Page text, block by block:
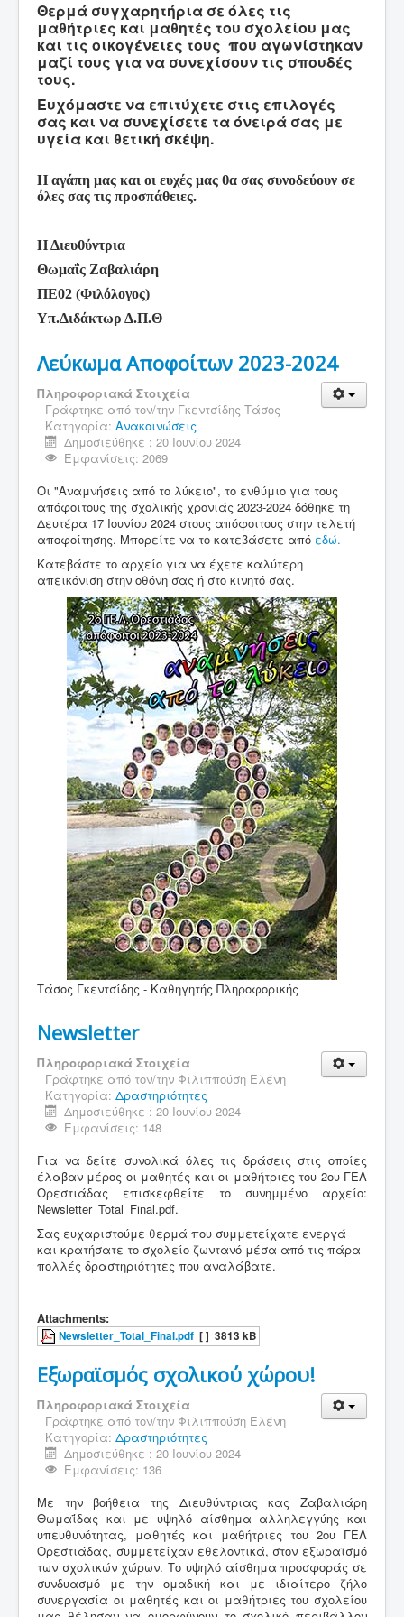
Αξιολόγηση
Σύνδεση χρήστη
Θερμά συγχαρητήρια σε όλες τις
μαθήτριες και μαθητές του σχολείου μας
και τις οικογένειες τους που αγωνίστηκαν
μαζί τους για να συνεχίσουν τις σπουδές
τους.
Ευχόμαστε να επιτύχετε στις επιλογές
σας και να συνεχίσετε τα όνειρά σας με
υγεία και θετική σκέψη.
Η αγάπη μας και οι ευχές μας θα σας συνοδεύουν σε
όλες σας τις προσπάθειες.
Η Διευθύντρια
Θωμαΐς Ζαβαλιάρη
ΠΕ02 (Φιλόλογος)
Υπ.Διδάκτωρ Δ.Π.Θ
Λεύκωμα Αποφοίτων 2023-2024
Πληροφοριακά Στοιχεία
Γράφτηκε από τον/την Γκεντσίδης Τάσος
Κατηγορία: Ανακοινώσεις
Δημοσιεύθηκε : 20 Ιουνίου 2024
Εμφανίσεις: 2069
Οι "Αναμνήσεις από το λύκειο", το ενθύμιο για τους
απόφοιτους της σχολικής χρονιάς 2023-2024 δόθηκε τη
Δευτέρα 17 Ιουνίου 2024 στους απόφοιτους στην τελετή
αποφοίτησης. Μπορείτε να το κατεβάσετε από εδώ.
Κατεβάστε το αρχείο για να έχετε καλύτερη
απεικόνιση στην οθόνη σας ή στο κινητό σας.
Τάσος Γκεντσίδης - Καθηγητής Πληροφορικής
Newsletter
Πληροφοριακά Στοιχεία
Γράφτηκε από τον/την Φιλιππούση Ελένη
Κατηγορία: Δραστηριότητες
Δημοσιεύθηκε : 20 Ιουνίου 2024
Εμφανίσεις: 148
Για να δείτε συνολικά όλες τις δράσεις στις οποίες
έλαβαν μέρος οι μαθητές και οι μαθήτριες του 2ου ΓΕΛ
Ορεστιάδας επισκεφθείτε το συνημμένο αρχείο:
Newsletter_Total_Final.pdf.
Σας ευχαριστούμε θερμά που συμμετείχατε ενεργά
και κρατήσατε το σχολείο ζωντανό μέσα από τις πάρα
πολλές δραστηριότητες που αναλάβατε.
Attachments:
Newsletter_Total_Final.pdf [ ] 3813 kB
Εξωραϊσμός σχολικού χώρου!
Πληροφοριακά Στοιχεία
Γράφτηκε από τον/την Φιλιππούση Ελένη
Κατηγορία: Δραστηριότητες
Δημοσιεύθηκε : 20 Ιουνίου 2024
Εμφανίσεις: 136
Με την βοήθεια της Διευθύντριας κας Ζαβαλιάρη
Θωμαΐδας και με υψηλό αίσθημα αλληλεγγύης και
υπευθυνότητας, μαθητές και μαθήτριες του 2ου ΓΕΛ
Ορεστιάδας, συμμετείχαν εθελοντικά, στον εξωραϊσμό
των σχολικών χώρων. Το υψηλό αίσθημα προσφοράς σε
συνδυασμό με την ομαδική και με ιδιαίτερο ζήλο
συνεργασία οι μαθητές και οι μαθήτριες του σχολείου